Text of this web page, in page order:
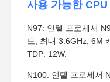
사용 가능한 CPU
N97: 인텔 프로세서
드, 최대 3.6GHz, 6M
TDP: 12W.
N100: 인텔 프로세서